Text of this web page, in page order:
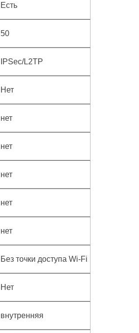
Есть
50
IPSec/L2TP
Нет
нет
нет
нет
нет
нет
Без точки доступа Wi-Fi
Нет
внутренняя